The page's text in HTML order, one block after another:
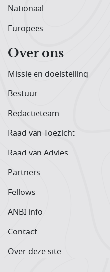
Nationaal
Europees
Over ons
Missie en doelstelling
Bestuur
Redactieteam
Raad van Toezicht
Raad van Advies
Partners
Fellows
ANBI info
Contact
Over deze site